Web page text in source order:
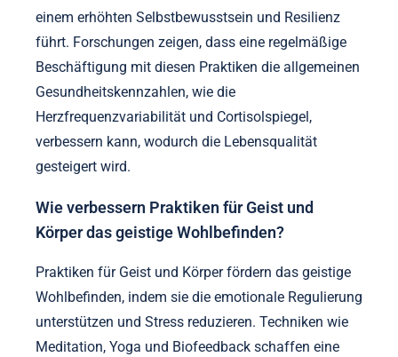
einem erhöhten Selbstbewusstsein und Resilienz
führt. Forschungen zeigen, dass eine regelmäßige
Beschäftigung mit diesen Praktiken die allgemeinen
Gesundheitskennzahlen, wie die
Herzfrequenzvariabilität und Cortisolspiegel,
verbessern kann, wodurch die Lebensqualität
gesteigert wird.
Wie verbessern Praktiken für Geist und
Körper das geistige Wohlbefinden?
Praktiken für Geist und Körper fördern das geistige
Wohlbefinden, indem sie die emotionale Regulierung
unterstützen und Stress reduzieren. Techniken wie
Meditation, Yoga und Biofeedback schaffen eine